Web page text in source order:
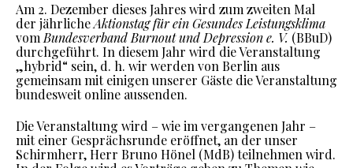
Am 2. Dezember dieses Jahres wird zum zweiten Mal
der jährlicheAktionstag für ein Gesundes Leistungsklima
vom Bundesverband Burnout und Depression e. V. (BBuD)
durchgeführt. In diesem Jahr wird die Veranstaltung
„hybrid“ sein, d. h. wir werden von Berlin aus
gemeinsam mit einigen unserer Gäste die Veranstaltung
bundesweit online aussenden.
Die Veranstaltung wird – wie im vergangenen Jahr –
mit einer Gesprächsrunde eröffnet, an der unser
Schirmherr, Herr Bruno Hönel (MdB) teilnehmen wird.